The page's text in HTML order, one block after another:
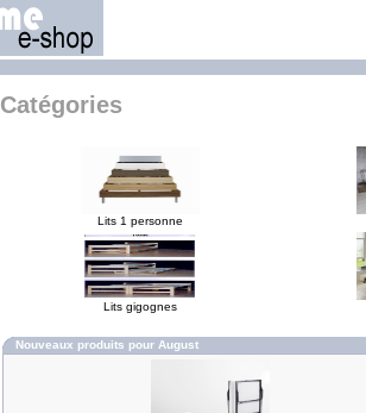
Catégories
Lits 1 personne
Lits gigognes
Nouveaux produits pour August